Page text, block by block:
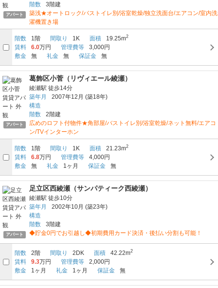
アパート
階数
3階建
築浅★オートロック/バストイレ別/浴室乾燥/独立洗面台/エアコン/室内洗
濯機置き場
階数 1階 間取り 1K 面積 19.25m2
賃料 6.0万円 管理費等
3,000円
敷金
無 礼金 無 保証金 無
アパート
葛飾区小菅（リヴィエール綾瀬）
綾瀬駅 徒歩14分
築年月
2007年12月 (築18年)
構造
階数
2階建
広めのロフト付物件★角部屋/バストイレ別/浴室乾燥/ネット無料/エアコ
ン/TVインターホン
階数 1階 間取り 1K 面積 21.23m2
賃料 6.8万円 管理費等
4,000円
敷金
無 礼金 1ヶ月 保証金 無
アパート
足立区西綾瀬（サンパティーク西綾瀬）
綾瀬駅 徒歩10分
築年月
2002年10月 (築23年)
構造
階数
3階建
◆貯金0円でお引越し◆初期費用カード決済・後払い分割も可能！
階数 2階 間取り 2DK 面積 42.22m2
賃料 9.3万円 管理費等
2,000円
敷金
1ヶ月 礼金 1ヶ月 保証金 無